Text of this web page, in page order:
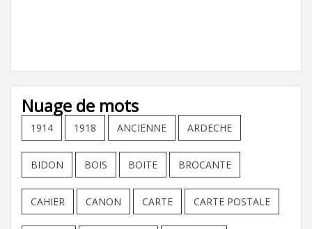
Nuage de mots
1914 1918 ANCIENNE ARDECHE
BIDON BOIS BOITE BROCANTE
CAHIER CANON CARTE CARTE POSTALE